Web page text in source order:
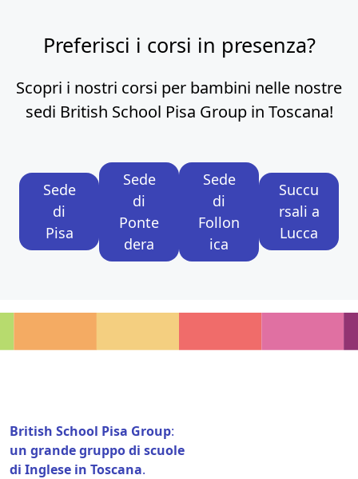
Preferisci i corsi in presenza?
Scopri i nostri corsi per bambini nelle nostre
sedi British School Pisa Group in Toscana!
Sede
di
Pisa
Sede
di
Ponte
dera
Sede
di
Follon
ica
Succu
rsali a
Lucca
British School Pisa Group:
un grande gruppo di scuole
di Inglese in Toscana.